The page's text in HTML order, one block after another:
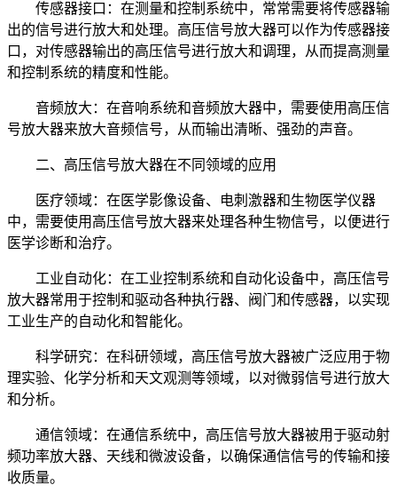
传感器接口：在测量和控制系统中，常常需要将传感器输
出的信号进行放大和处理。高压信号放大器可以作为传感器接
口，对传感器输出的高压信号进行放大和调理，从而提高测量
和控制系统的精度和性能。
音频放大：在音响系统和音频放大器中，需要使用高压信
号放大器来放大音频信号，从而输出清晰、强劲的声音。
二、高压信号放大器在不同领域的应用
医疗领域：在医学影像设备、电刺激器和生物医学仪器
中，需要使用高压信号放大器来处理各种生物信号，以便进行
医学诊断和治疗。
工业自动化：在工业控制系统和自动化设备中，高压信号
放大器常用于控制和驱动各种执行器、阀门和传感器，以实现
工业生产的自动化和智能化。
科学研究：在科研领域，高压信号放大器被广泛应用于物
理实验、化学分析和天文观测等领域，以对微弱信号进行放大
和分析。
通信领域：在通信系统中，高压信号放大器被用于驱动射
频功率放大器、天线和微波设备，以确保通信信号的传输和接
收质量。